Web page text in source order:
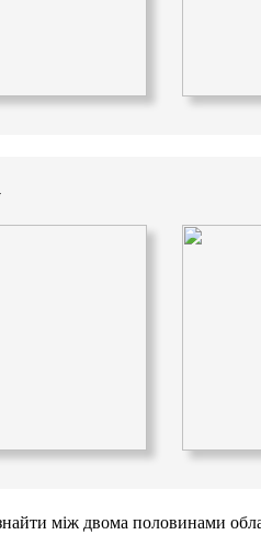
між двома половинами